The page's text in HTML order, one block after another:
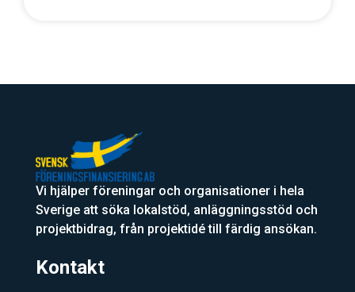
Vi hjälper föreningar och organisationer i hela
Sverige att söka lokalstöd, anläggningsstöd och
projektbidrag, från projektidé till färdig ansökan.
Kontakt